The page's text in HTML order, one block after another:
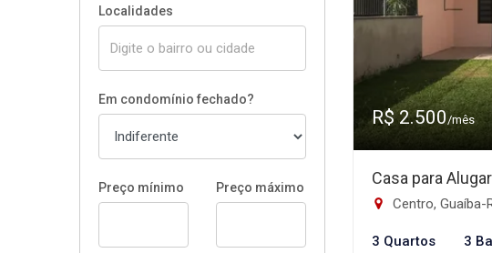
Localidades
Em condomínio fechado?
Preço mínimo Preço máximo
R$ 2.500/mês
Casa para
Centro, Guaíba-
3 Quartos 3